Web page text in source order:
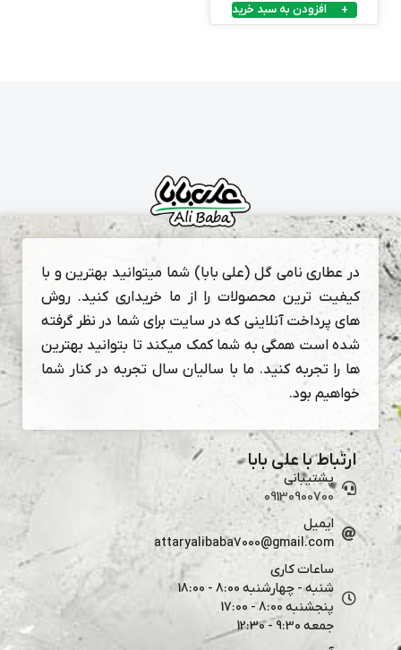
افزودن به سبد خرید
در عطاری نامی گل (علی بابا) شما میتوانید بهترین و با
کیفیت ترین محصولات را از ما خریداری کنید. روش
های پرداخت آنلاینی که در سایت برای شما در نظر گرفته
شده است همگی به شما کمک میکند تا بتوانید بهترین
ها را تجربه کنید. ما با سالیان سال تجربه در کنار شما
خواهیم بود.
ارتباط با علی بابا
پشتیبانی
09130900700
ایمیل
attaryalibaba7000@gmail.com
ساعات کاری
شنبه - چهارشنبه 8:00 - 18:00
پنجشنبه 8:00 - 17:00
جمعه 9:30 - 12:30